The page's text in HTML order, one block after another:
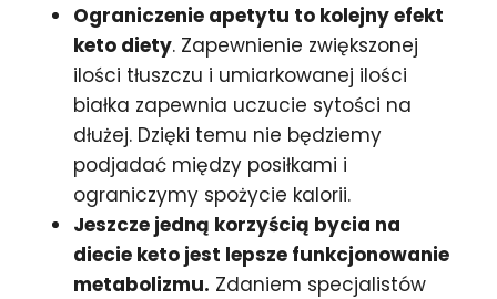
Ograniczenie apetytu to kolejny efekt
keto diety. Zapewnienie zwiększonej
ilości tłuszczu i umiarkowanej ilości
białka zapewnia uczucie sytości na
dłużej. Dzięki temu nie będziemy
podjadać między posiłkami i
ograniczymy spożycie kalorii.
Jeszcze jedną korzyścią bycia na
diecie keto jest lepsze funkcjonowanie
metabolizmu. Zdaniem specjalistów